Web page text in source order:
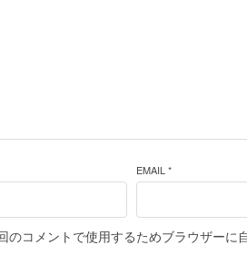
EMAIL *
のコメントで使用するためブラウザーに